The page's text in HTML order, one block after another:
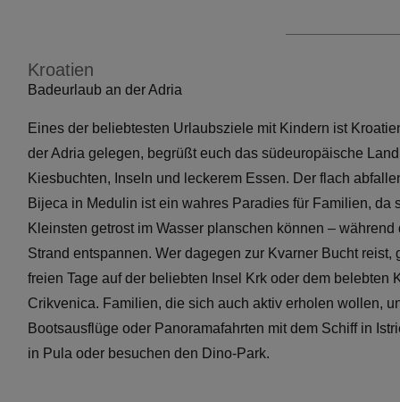
Kroatien
Badeurlaub an der Adria
Eines der beliebtesten Urlaubsziele mit Kindern ist
der Adria gelegen, begrüßt euch das südeuropäische
Kiesbuchten, Inseln und leckerem Essen. Der flach
Bijeca in Medulin ist ein wahres Paradies für Familien, da
Kleinsten getrost im Wasser planschen können – während
Strand entspannen. Wer dagegen zur Kvarner Bucht reist,
freien Tage auf der beliebten Insel Krk oder dem belebten
Crikvenica. Familien, die sich auch aktiv erholen wollen,
Bootsausflüge oder Panoramafahrten mit dem Schiff in
in Pula oder besuchen den Dino-Park.